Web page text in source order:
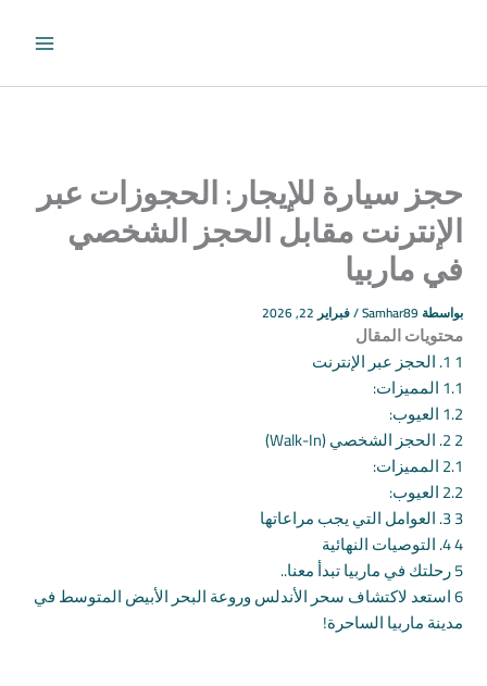
حجز سيارة للإيجار: الحجوزات عبر
الإنترنت مقابل الحجز الشخصي
في ماربيا
بواسطةSamhar89
/فبراير 22, 2026
محتويات المقال
1. الحجز عبر الإنترنت
1.1المميزات:
1.2العيوب:
2. الحجز الشخصي (Walk-In)
2.1المميزات:
2.2العيوب:
3. العوامل التي يجب مراعاتها
4. التوصيات النهائية
رحلتك في ماربيا تبدأ معنا..
استعد لاكتشاف سحر الأندلس وروعة البحر الأبيض المتوسط في
مدينة ماربيا الساحرة!